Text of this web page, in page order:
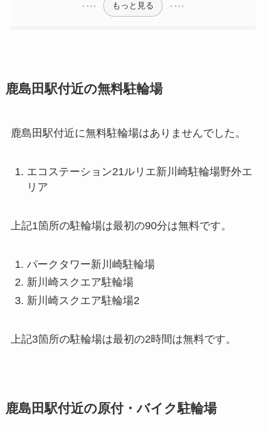
もっと見る
鹿島田駅付近の無料駐輪場
鹿島田駅付近に無料駐輪場はありませんでした。
エコステーション21ルリエ新川崎駐輪場野外エ
リア
上記1箇所の駐輪場は最初の90分は無料です。
パークタワー新川崎駐輪場
新川崎スクエア駐輪場
新川崎スクエア駐輪場2
上記3箇所の駐輪場は最初の2時間は無料です。
鹿島田駅付近の原付・バイク駐輪場